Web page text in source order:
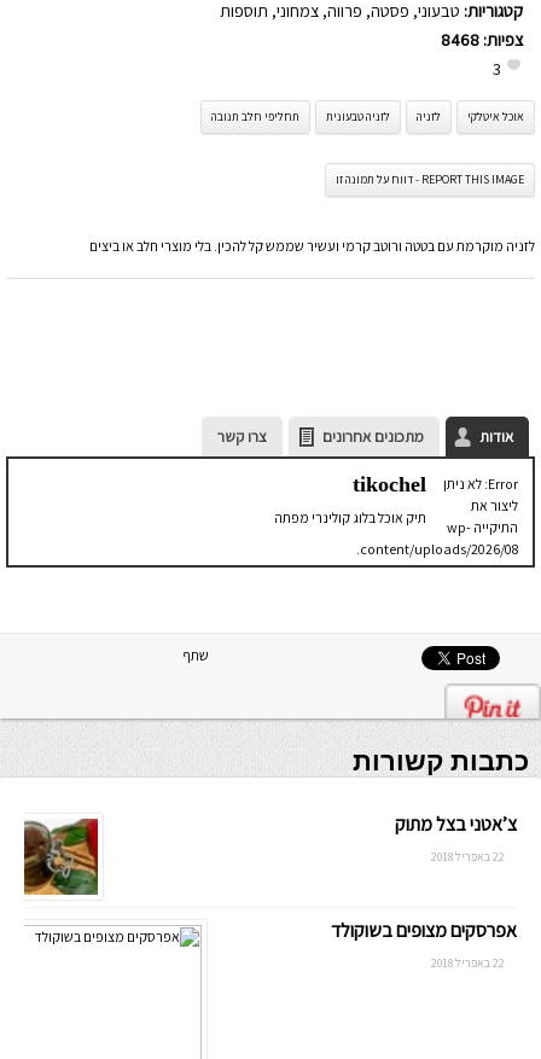
קטגוריות: טבעוני, פסטה, פרווה, צמחוני, תוספות
צפיות: 8468
3
אוכל איטלקי לזניה לזניה טבעונית תחליפי חלב תנובה
REPORT THIS IMAGE - דווח על תמונה זו
לזניה מוקרמת עם בטטה ורוטב קרמי ועשיר שממש קל להכין. בלי מוצרי חלב או ביצים
אודות מתכונים אחרונים צרו קשר
Error: לא ניתן
ליצור את
התיקייה wp-
content/uploads/2026/08.
יש לבדוק
tikochel
תיק אוכל בלוג קולינרי מפתה
שתף
כתבות קשורות
צ’אטני בצל מתוק
22 באפריל 2018
אפרסקים מצופים בשוקולד
22 באפריל 2018